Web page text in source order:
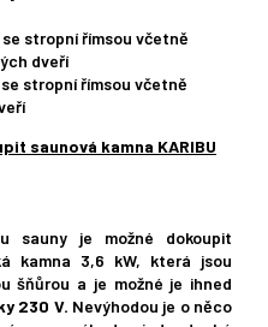
stropní římsou včetně
dveří
stropní římsou včetně
saunová kamna KARIBU
sauny je možné dokoupit
kamna 3,6 kW, která jsou
šňůrou a je možné je ihned
230 V. Nevýhodou je o něco